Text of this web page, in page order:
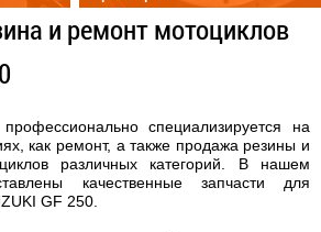
и ремонт мотоциклов
специализируется на
как ремонт, а также продажа резины и
различных категорий. В нашем
качественные запчасти для
GF 250.